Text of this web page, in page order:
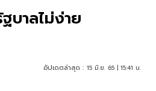
บาลไม่ง่าย
อัปเดตล่าสุด : 15 มิ.ย. 65 | 15:41 น.